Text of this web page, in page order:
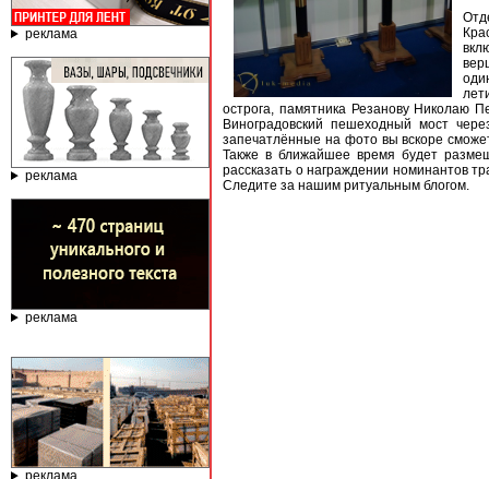
реклама
реклама
реклама
реклама
острога, памятника Резанову Николаю
Виноградовский пешеходный мост
запечатлённые на фото вы вскоре
Также в ближайшее время будет
рассказать о награждении номинантов
Следите за нашим ритуальным блогом.